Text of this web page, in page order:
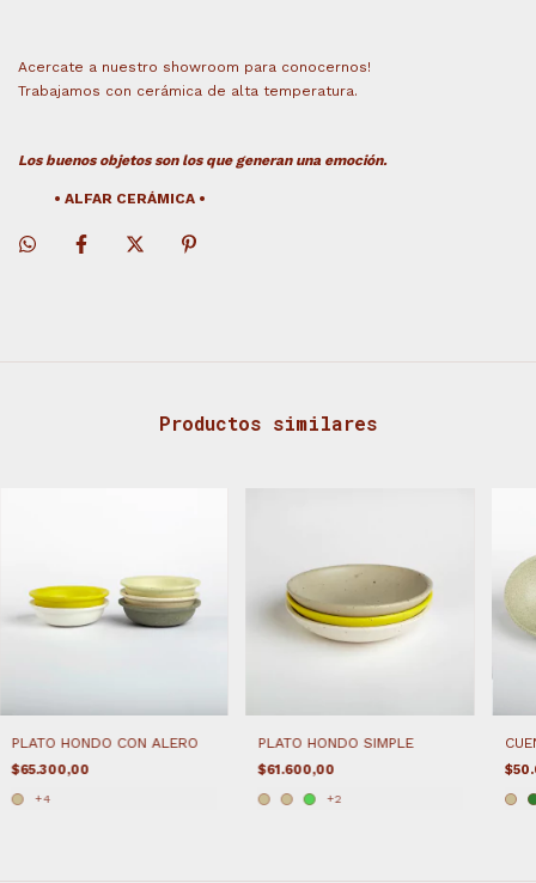
Acercate a nuestro showroom para conocernos!
Trabajamos con cerámica de alta temperatura.
Los buenos objetos son los que generan una emoción.
• ALFAR CERÁMICA •
Productos similares
PLATO HONDO CON ALERO
$65.300,00
+4
PLATO HONDO SIMPLE
$61.600,00
+2